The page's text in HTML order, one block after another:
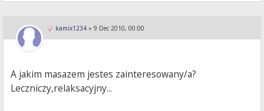
kamix1234 » 9 Dec 2010, 00:00
A jakim masazem jestes zainteresowany/a?
Leczniczy,relaksacyjny...